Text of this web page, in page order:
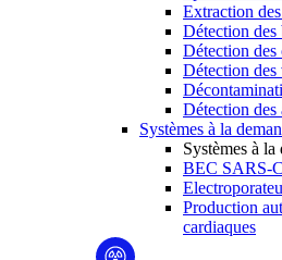
Extraction
Détection des
Détection des
Détection des
Détection des
Systèmes à la
Systèmes à la
BEC SARS-
Production
cardiaques